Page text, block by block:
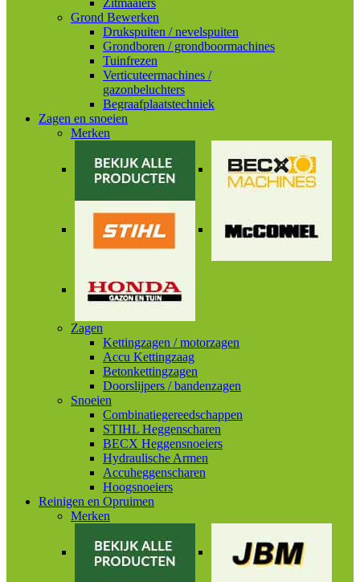
Zitmaaiers
Grond Bewerken
Drukspuiten / nevelspuiten
Grondboren / grondboormachines
Tuinfrezen
Verticuteermachines /
gazonbeluchters
Begraafplaatstechniek
Zagen en snoeien
Merken
Zagen
Kettingzagen / motorzagen
Accu Kettingzaag
Betonkettingzagen
Doorslijpers / bandenzagen
Snoeien
Combinatiegereedschappen
STIHL Heggenscharen
BECX Heggensnoeiers
Hydraulische Armen
Accuheggenscharen
Hoogsnoeiers
Reinigen en Opruimen
Merken